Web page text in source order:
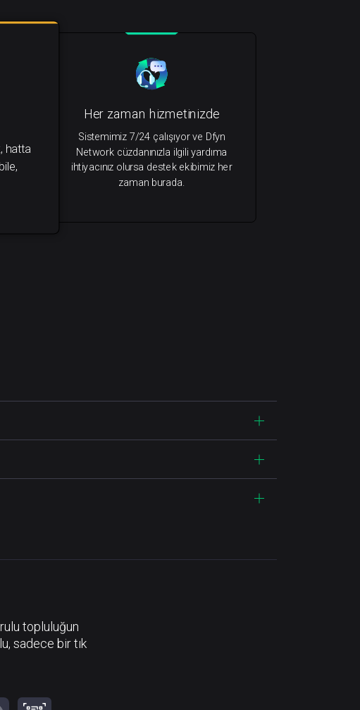
hatta
Her zaman hizmetinizde
Sistemimiz 7/24 çalışıyor ve Dfyn
Network cüzdanınızla ilgili yardıma
ihtiyacınız olursa destek ekibimiz her
zaman burada.
topluluğun
sadece bir tık